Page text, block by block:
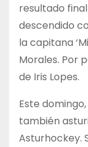
resultado
descendido
la capitana
Morales. Por
de Iris Lopes.
Este
también
Asturhockey.